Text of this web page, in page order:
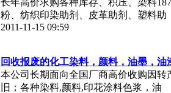
粉、纺织印染助剂、皮革助剂、塑料助
2011-11-15 09:59
回收报废的化工染料，颜料，油墨，油
本公司长期面向全国厂商高价收购因
旧；各种染料,颜料,印花涂料色浆，油